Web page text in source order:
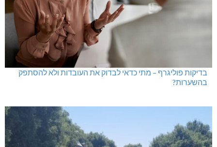
בדיקות פוליגרף – מתי כדאי לבדוק את העובדות ולא להסתפק
בהשערות?